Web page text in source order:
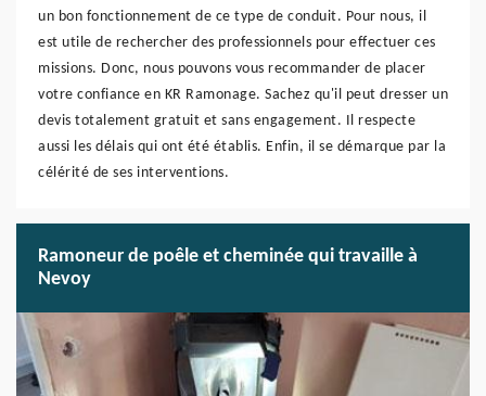
un bon fonctionnement de ce type de conduit. Pour nous, il
est utile de rechercher des professionnels pour effectuer ces
missions. Donc, nous pouvons vous recommander de placer
votre confiance en KR Ramonage. Sachez qu'il peut dresser un
devis totalement gratuit et sans engagement. Il respecte
aussi les délais qui ont été établis. Enfin, il se démarque par la
célérité de ses interventions.
Ramoneur de poêle et cheminée qui travaille à
Nevoy